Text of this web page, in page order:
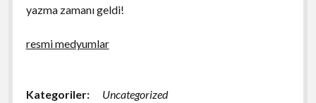
yazma zamanı geldi!
resmi medyumlar
Kategoriler: Uncategorized